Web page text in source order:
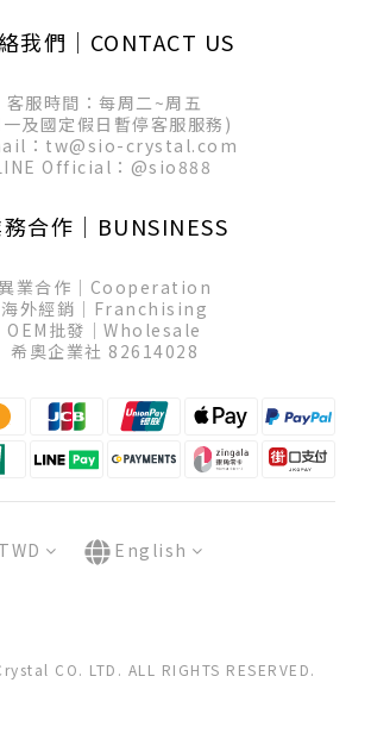
我們│CONTACT US
客服時間：每周二~周五
及國定假日暫停客服服務)
：tw@sio-crystal.com
Official： @sio888
務合作│BUNSINESS
異業合作│Cooperation
海外經銷│Franchising
OEM批發│Wholesale
希奧企業社 82614028
TWD English
CO. LTD. ALL RIGHTS RESERVED.